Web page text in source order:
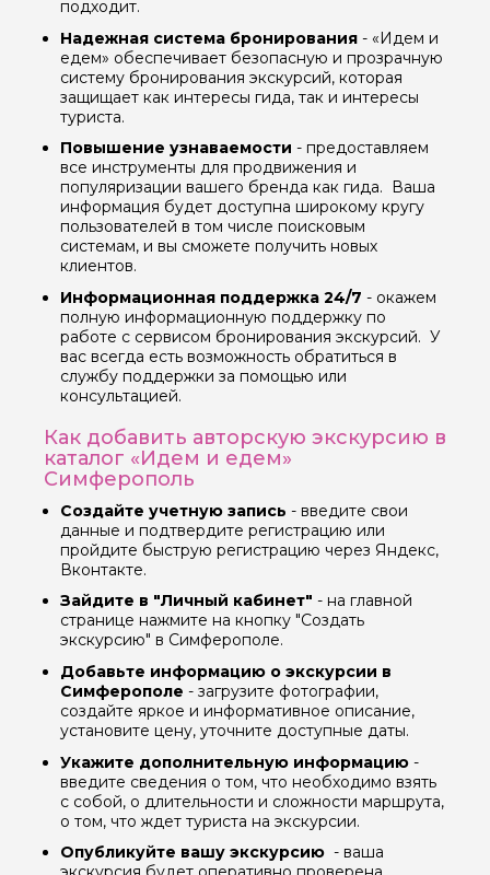
подходит.
Надежная система бронирования - «Идем и
едем» обеспечивает безопасную и прозрачную
систему бронирования экскурсий, которая
защищает как интересы гида, так и интересы
туриста.
Повышение узнаваемости - предоставляем
все инструменты для продвижения и
популяризации вашего бренда как гида. Ваша
информация будет доступна широкому кругу
пользователей в том числе поисковым
системам, и вы сможете получить новых
клиентов.
Информационная поддержка 24/7 - окажем
полную информационную поддержку по
работе с сервисом бронирования экскурсий. У
вас всегда есть возможность обратиться в
службу поддержки за помощью или
консультацией.
Как добавить авторскую экскурсию в
каталог «Идем и едем»
Симферополь
Создайте учетную запись - введите свои
данные и подтвердите регистрацию или
пройдите быструю регистрацию через Яндекс,
Вконтакте.
Зайдите в "Личный кабинет" - на главной
странице нажмите на кнопку "Создать
экскурсию" в Симферополе.
Добавьте информацию о экскурсии в
Симферополе - загрузите фотографии,
создайте яркое и информативное описание,
установите цену, уточните доступные даты.
Укажите дополнительную информацию -
введите сведения о том, что необходимо взять
с собой, о длительности и сложности маршрута,
о том, что ждет туриста на экскурсии.
Опубликуйте вашу экскурсию - ваша
Задайте свой вопрос гиду
Как вас зовут
Ваша электронная почта
Ваш номер телефона
Вопросы и комментарии
Если у вас есть интересующие вопросы, можете их
задать
Я даю своё согласие на обработку персональных
данных
Отправить